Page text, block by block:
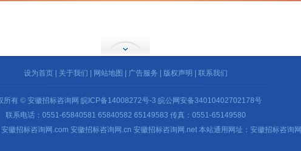
设为首页| 关于我们 网站地图 广告服务 版权声明 联系我们
所有 © 安徽招标咨询网 皖ICP备14008272号-3 皖公网安备34010402702178号
联系电话：0551-65840581 65840582 65149583 传真：0551-65149580
徽招标咨询网.com 安徽招标咨询网.cn 安徽招标咨询网.net 本站通用网址：安徽招标咨询网